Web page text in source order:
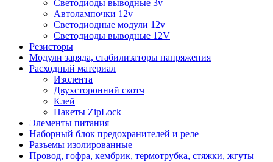
Светодиоды выводные 3v
Автолампочки 12v
Светодиодные модули 12v
Светодиоды выводные 12V
Резисторы
Модули заряда, стабилизаторы напряжения
Расходный материал
Изолента
Двухсторонний скотч
Клей
Пакеты ZipLock
Элементы питания
Наборный блок предохранителей и реле
Разъемы изолированные
Провод, гофра, кембрик, термотрубка, стяжки, жгуты